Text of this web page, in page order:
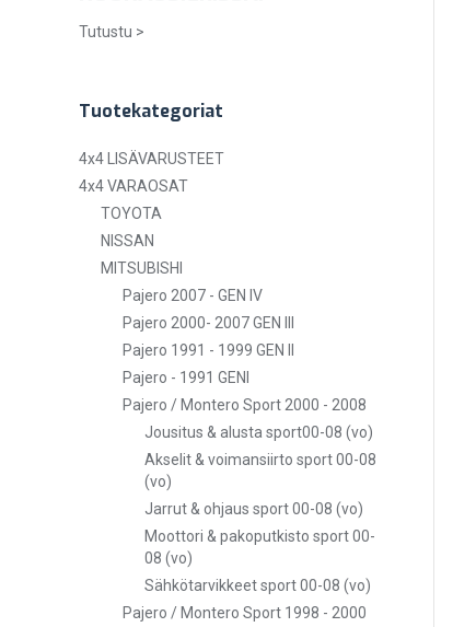
Tutustu >
Tuotekategoriat
4x4 LISÄVARUSTEET
4x4 VARAOSAT
TOYOTA
NISSAN
MITSUBISHI
Pajero 2007 - GEN IV
Pajero 2000- 2007 GEN III
Pajero 1991 - 1999 GEN II
Pajero - 1991 GENI
Pajero / Montero Sport 2000 - 2008
Jousitus & alusta sport00-08 (vo)
Akselit & voimansiirto sport 00-08
(vo)
Jarrut & ohjaus sport 00-08 (vo)
Moottori & pakoputkisto sport 00-
08 (vo)
Sähkötarvikkeet sport 00-08 (vo)
Pajero / Montero Sport 1998 - 2000